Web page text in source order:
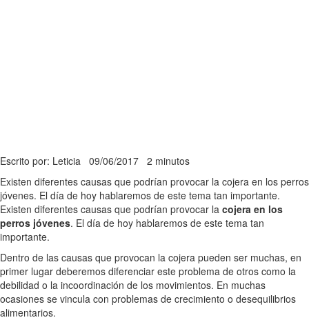
Escrito por: Leticia 09/06/2017 2 minutos
Existen diferentes causas que podrían provocar la cojera en los perros
jóvenes. El día de hoy hablaremos de este tema tan importante.
Existen diferentes causas que podrían provocar la cojera en los
perros jóvenes. El día de hoy hablaremos de este tema tan
importante.
Dentro de las causas que provocan la cojera pueden ser muchas, en
primer lugar deberemos diferenciar este problema de otros como la
debilidad o la incoordinación de los movimientos. En muchas
ocasiones se vincula con problemas de crecimiento o desequilibrios
alimentarios.